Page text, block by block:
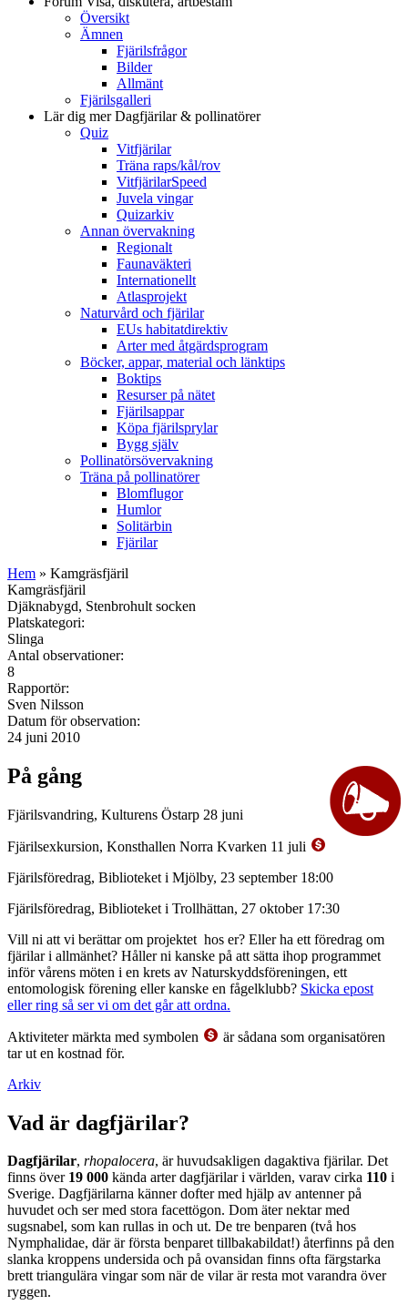
Översikt
Ämnen
Fjärilsfrågor
Bilder
Allmänt
Fjärilsgalleri
Lär dig merDagfjärilar & pollinatörer
Quiz
Vitfjärilar
Träna raps/kål/rov
VitfjärilarSpeed
Juvela vingar
Quizarkiv
Annan övervakning
Regionalt
Faunaväkteri
Internationellt
Atlasprojekt
Naturvård och fjärilar
EUs habitatdirektiv
Arter med åtgärdsprogram
Böcker, appar, material och länktips
Boktips
Resurser på nätet
Fjärilsappar
Köpa fjärilsprylar
Bygg själv
Pollinatörsövervakning
Träna på pollinatörer
Blomflugor
Humlor
Solitärbin
Fjärilar
Hem » Kamgräsfjäril
Kamgräsfjäril
Djäknabygd, Stenbrohult socken
Platskategori:
Slinga
Antal observationer:
8
Rapportör:
Sven Nilsson
Datum för observation:
24 juni 2010
På gång
Fjärilsvandring, Kulturens Östarp 28 juni
Fjärilsexkursion, Konsthallen Norra Kvarken 11 juli
Fjärilsföredrag, Biblioteket i Mjölby, 23 september 18:00
Fjärilsföredrag, Biblioteket i Trollhättan, 27 oktober 17:30
Vill ni att vi berättar om projektet hos er? Eller ha ett föredrag om
fjärilar i allmänhet? Håller ni kanske på att sätta ihop programmet
inför vårens möten i en krets av Naturskyddsföreningen, ett
entomologisk förening eller kanske en fågelklubb? Skicka epost
eller ring så ser vi om det går att ordna.
Aktiviteter märkta med symbolen
är sådana som organisatören
tar ut en kostnad för.
Arkiv
Vad är dagfjärilar?
Dagfjärilar, rhopalocera, är huvudsakligen dagaktiva fjärilar. Det
finns över 19 000 kända arter dagfjärilar i världen, varav cirka 110 i
Sverige. Dagfjärilarna känner dofter med hjälp av antenner på
huvudet och ser med stora facettögon. Dom äter nektar med
sugsnabel, som kan rullas in och ut. De tre benparen (två hos
Nymphalidae, där är första benparet tillbakabildat!) återfinns på den
slanka kroppens undersida och på ovansidan finns ofta färgstarka
brett triangulära vingar som när de vilar är resta mot varandra över
ryggen.